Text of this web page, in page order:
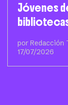
Jóvenes
por Redacción
17/07/2026